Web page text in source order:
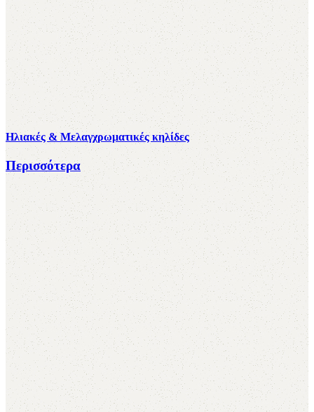
Ηλιακές & Μελαγχρωματικές κηλίδες
Περισσότερα